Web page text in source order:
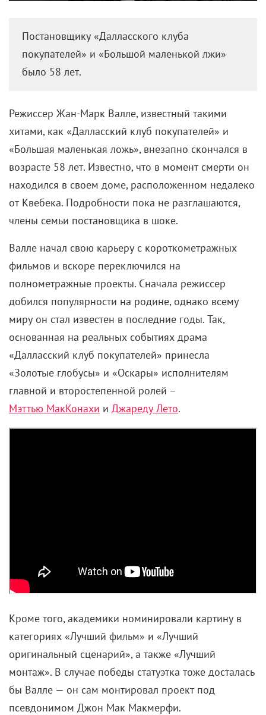
Постановщику «Далласского клуба
покупателей» и «Большой маленькой лжи»
было 58 лет.
Режиссер Жан-Марк Валле, известный такими
хитами, как «Далласский клуб покупателей» и
«Большая маленькая ложь», внезапно скончался в
возрасте 58 лет. Известно, что в момент смерти он
находился в своем доме, расположенном недалеко
от Квебека. Подробности пока не разглашаются,
члены семьи постановщика в шоке.
Валле начал свою карьеру с короткометражных
фильмов и вскоре переключился на
полнометражные проекты. Сначала режиссер
добился популярности на родине, однако всему
миру он стал известен в последние годы. Так,
основанная на реальных событиях драма
«Далласский клуб покупателей» принесла
«Золотые глобусы» и «Оскары» исполнителям
главной и второстепенной ролей –
Мэттью МакКонахи и Джареду Лето.
Кроме того, академики номинировали картину в
категориях «Лучший фильм» и «Лучший
оригинальный сценарий», а также «Лучший
монтаж». В случае победы статуэтка тоже досталась
бы Валле — он сам монтировал проект под
псевдонимом Джон Мак Макмерфи.